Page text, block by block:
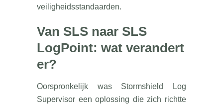
veiligheidsstandaarden.
Van SLS naar SLS
LogPoint: wat verandert
er?
Oorspronkelijk was Stormshield Log
Supervisor een oplossing die zich richtte